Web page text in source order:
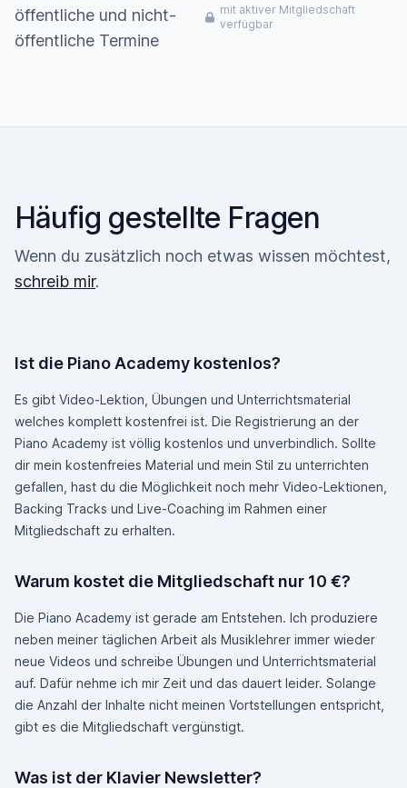
öffentliche und nicht-
öffentliche Termine
mit aktiver Mitgliedschaft
verfügbar
Häufig gestellte Fragen
Wenn du zusätzlich noch etwas wissen möchtest,
schreib mir.
Ist die Piano Academy kostenlos?
Es gibt Video-Lektion, Übungen und Unterrichtsmaterial
welches komplett kostenfrei ist. Die Registrierung an der
Piano Academy ist völlig kostenlos und unverbindlich. Sollte
dir mein kostenfreies Material und mein Stil zu unterrichten
gefallen, hast du die Möglichkeit noch mehr Video-Lektionen,
Backing Tracks und Live-Coaching im Rahmen einer
Mitgliedschaft zu erhalten.
Warum kostet die Mitgliedschaft nur 10 €?
Die Piano Academy ist gerade am Entstehen. Ich produziere
neben meiner täglichen Arbeit als Musiklehrer immer wieder
neue Videos und schreibe Übungen und Unterrichtsmaterial
auf. Dafür nehme ich mir Zeit und das dauert leider. Solange
die Anzahl der Inhalte nicht meinen Vortstellungen entspricht,
gibt es die Mitgliedschaft vergünstigt.
Was ist der Klavier Newsletter?